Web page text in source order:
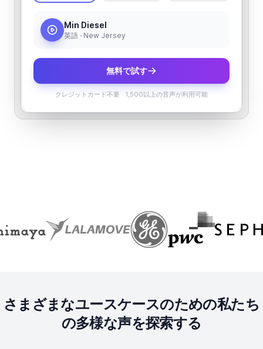
Min Diesel
英語 · New Jersey
無料で試す
クレジットカード不要 · 1,500以上の音声が利用可能
さまざまなユースケースのための私たち
の多様な声を探索する